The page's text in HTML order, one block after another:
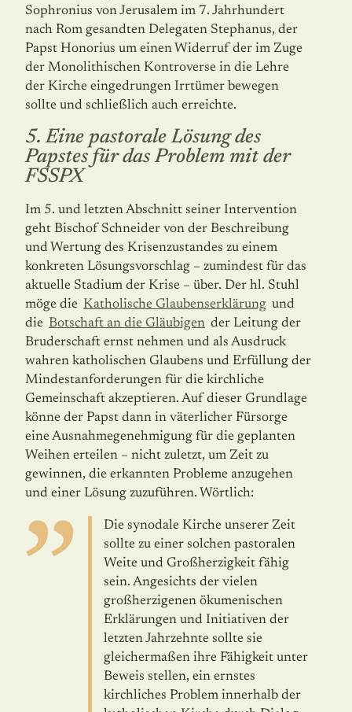
Sophronius von Jerusalem im 7. Jahrhundert
nach Rom gesandten Delegaten Stephanus, der
Papst Honorius um einen Widerruf der im Zuge
der Monolithischen Kontroverse in die Lehre
der Kirche eingedrungen Irrtümer bewegen
sollte und schließ­lich auch erreichte.
5. Eine pastorale Lösung des
Papstes für das Problem mit der
FSSPX
Im 5. und letzten Abschnitt seiner Intervention
geht Bischof Schneider von der Beschrei­bung
und Wertung des Krisenzustandes zu einem
konkreten Lösungsvorschlag – zumin­dest für das
aktuelle Stadium der Krise – über. Der hl. Stuhl
möge die Katholische Glau­benserklärung und
die Botschaft an die Gläubigen der Leitung der
Bruderschaft ernst nehmen und als Ausdruck
wahren katholischen Glaubens und Erfüllung der
Mindest­an­forderungen für die kirchliche
Gemeinschaft akzeptieren. Auf dieser Grundlage
könne der Papst dann in väterlicher Fürsorge
eine Ausnahmegenehmigung für die geplanten
Weihen erteilen – nicht zuletzt, um Zeit zu
gewinnen, die erkannten Probleme anzu­ge­hen
und einer Lösung zuzuführen. Wörtlich:
Die synodale Kirche unserer Zeit
sollte zu einer solchen pastoralen
Weite und Großherzigkeit fähig
sein. Angesichts der vielen
großherzigenen ökume­ni­schen
Erklärungen und Initiativen der
letzten Jahrzehnte sollte sie
gleicher­maßen ihre Fähigkeit unter
Beweis stellen, ein ernstes
kirchliches Problem innerhalb der